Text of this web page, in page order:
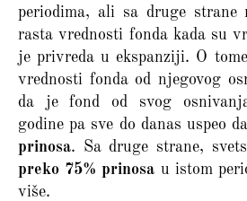
periodima, ali sa druge
rasta vrednosti fonda kada su
je privreda u ekspanziji. O
vrednosti fonda od njegovog
da je fond od svog
godine pa sve do danas uspeo
prinosa. Sa druge strane,
preko 75% prinosa u istom
više.